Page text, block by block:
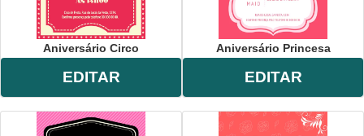
Aniversário Circo
EDITAR
Aniversário Princesa
EDITAR